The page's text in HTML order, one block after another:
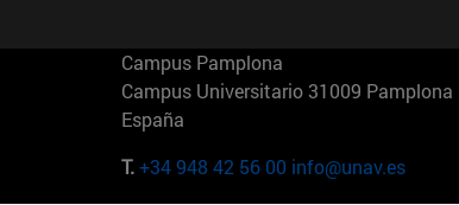
Campus Pamplona
Campus Universitario 31009 Pamplona
España
T.+34 948 42 56 00 info@unav.es